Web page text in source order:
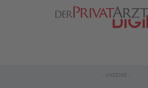
- ANZEIGE -